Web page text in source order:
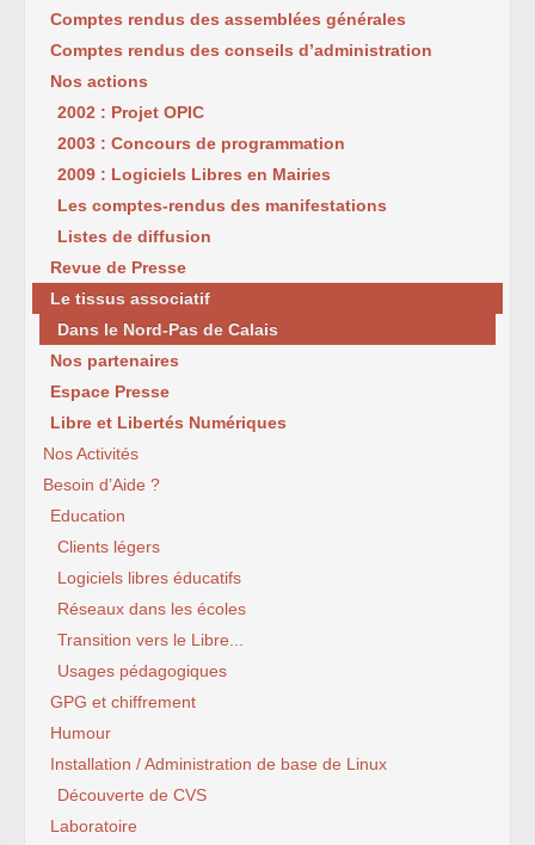
Comptes rendus des assemblées générales
Comptes rendus des conseils d’administration
Nos actions
2002 : Projet OPIC
2003 : Concours de programmation
2009 : Logiciels Libres en Mairies
Les comptes-rendus des manifestations
Listes de diffusion
Revue de Presse
Le tissus associatif
Dans le Nord-Pas de Calais
Nos partenaires
Espace Presse
Libre et Libertés Numériques
Nos Activités
Besoin d’Aide ?
Education
Clients légers
Logiciels libres éducatifs
Réseaux dans les écoles
Transition vers le Libre...
Usages pédagogiques
GPG et chiffrement
Humour
Installation / Administration de base de Linux
Découverte de CVS
Laboratoire